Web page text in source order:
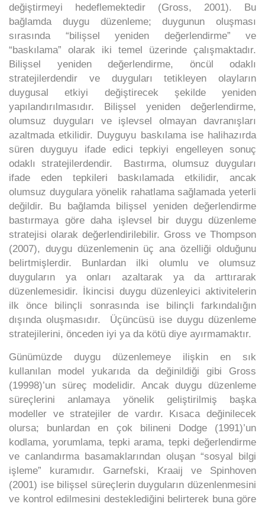
değiştirmeyi hedeflemektedir (Gross, 2001). Bu
bağlamda duygu düzenleme; duygunun oluşması
sırasında “bilişsel yeniden değerlendirme” ve
“baskılama” olarak iki temel üzerinde çalışmaktadır.
Bilişsel yeniden değerlendirme, öncül odaklı
stratejilerdendir ve duyguları tetikleyen olayların
duygusal etkiyi değiştirecek şekilde yeniden
yapılandırılmasıdır. Bilişsel yeniden değerlendirme,
olumsuz duyguları ve işlevsel olmayan davranışları
azaltmada etkilidir. Duyguyu baskılama ise halihazırda
süren duyguyu ifade edici tepkiyi engelleyen sonuç
odaklı stratejilerdendir. Bastırma, olumsuz duyguları
ifade eden tepkileri baskılamada etkilidir, ancak
olumsuz duygulara yönelik rahatlama sağlamada yeterli
değildir. Bu bağlamda bilişsel yeniden değerlendirme
bastırmaya göre daha işlevsel bir duygu düzenleme
stratejisi olarak değerlendirilebilir. Gross ve Thompson
(2007), duygu düzenlemenin üç ana özelliği olduğunu
belirtmişlerdir. Bunlardan ilki olumlu ve olumsuz
duyguların ya onları azaltarak ya da arttırarak
düzenlemesidir. İkincisi duygu düzenleyici aktivitelerin
ilk önce bilinçli sonrasında ise bilinçli farkındalığın
dışında oluşmasıdır. Üçüncüsü ise duygu düzenleme
stratejilerini, önceden iyi ya da kötü diye ayırmamaktır.
Günümüzde duygu düzenlemeye ilişkin en sık
kullanılan model yukarıda da değinildiği gibi Gross
(19998)’un süreç modelidir. Ancak duygu düzenleme
süreçlerini anlamaya yönelik geliştirilmiş başka
modeller ve stratejiler de vardır. Kısaca değinilecek
olursa; bunlardan en çok bilineni Dodge (1991)’un
kodlama, yorumlama, tepki arama, tepki değerlendirme
ve canlandırma basamaklarından oluşan “sosyal bilgi
işleme” kuramıdır. Garnefski, Kraaij ve Spinhoven
(2001) ise bilişsel süreçlerin duyguların düzenlenmesini
ve kontrol edilmesini desteklediğini belirterek buna göre